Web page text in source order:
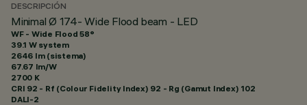
DESCRIPCIÓN
Minimal Ø 174- Wide Flood beam - LED
WF - Wide Flood 58°
39.1 W system
2646 lm (sistema)
67.67 lm/W
2700 K
CRI 92 - Rf (Colour Fidelity Index) 92 - Rg (Gamut Index) 102
DALI-2